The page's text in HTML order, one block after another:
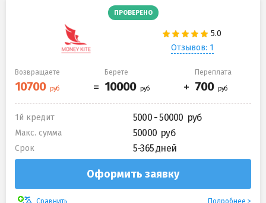
ПРОВЕРЕНО
Отзывов: 1
Возвращаете Берете Переплата
1й кредит 5000 - 50000
Макс. сумма 50000
Срок 5-365 дней
Оформить заявку
Сравнить Подробнее